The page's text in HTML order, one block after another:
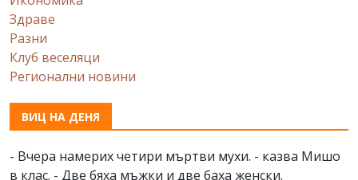
Здраве
Разни
Клуб веселяци
Регионални новини
ВИЦ НА ДЕНЯ
- Вчера намерих четири мъртви мухи. - казва Мишо
в клас. - Две бяха мъжки и две баха женски.